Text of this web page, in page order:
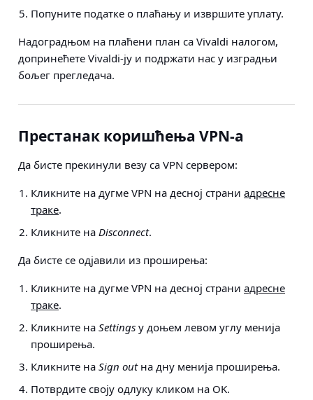
Попуните податке о плаћању и извршите уплату.
Надоградњом на плаћени план са Vivaldi налогом,
допринећете Vivaldi-ју и подржати нас у изградњи
бољег прегледача.
Престанак коришћења VPN-а
Да бисте прекинули везу са VPN сервером:
Кликните на дугме VPN на десној страни адресне
траке.
Кликните на Disconnect.
Да бисте се одјавили из проширења:
Кликните на дугме VPN на десној страни адресне
траке.
Кликните на Settings у доњем левом углу менија
проширења.
Кликните на Sign outна дну менија проширења.
Потврдите своју одлуку кликом на OK.